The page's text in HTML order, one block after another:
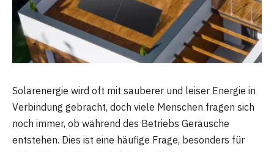
Solarenergie wird oft mit sauberer und leiser Energie in
Verbindung gebracht, doch viele Menschen fragen sich
noch immer, ob während des Betriebs Geräusche
entstehen. Dies ist eine häufige Frage, besonders für